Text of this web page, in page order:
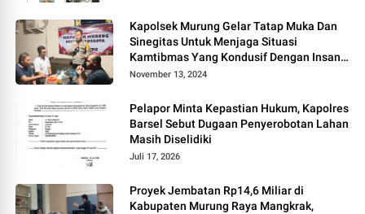
Kapolsek Murung Gelar Tatap Muka Dan
Sinegitas Untuk Menjaga Situasi
Kamtibmas Yang Kondusif Dengan Insan
Pers
November 13, 2024
Pelapor Minta Kepastian Hukum, Kapolres
Barsel Sebut Dugaan Penyerobotan Lahan
Masih Diselidiki
Juli 17, 2026
Proyek Jembatan Rp14,6 Miliar di
Kabupaten Murung Raya Mangkrak,